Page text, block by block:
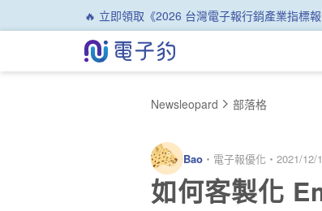
🔥 立即領取《2026 台灣電子報行銷產業指標
Newsleopard 部落格
Bao ・ 電子報優化 ・ 2021/12/
如何客製化